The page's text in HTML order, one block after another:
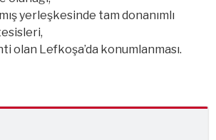
yerleşkesinde tam donanımlı
olan Lefkoşa’da konumlanması.